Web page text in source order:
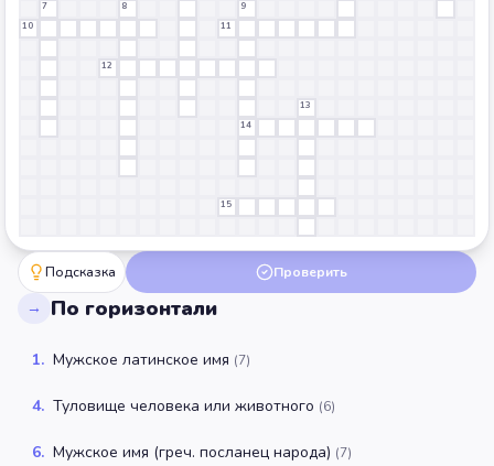
7 8
9
10
11
12
13
14
15
Подсказка Проверить
→ По горизонтали
1. Мужское латинское имя (7)
4. Туловище человека или животного (6)
6. Мужское имя (греч. посланец народа) (7)